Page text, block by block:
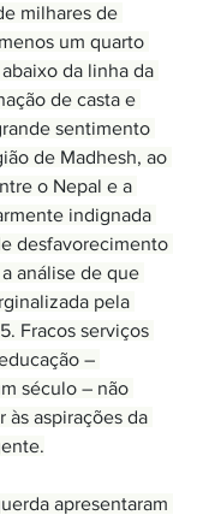
milhares de
um quarto
da linha da
de casta e
sentimento
de Madhesh, ao
o Nepal e a
indignada
desfavorecimento
análise de que
pela
Fracos serviços
–
século – não
às aspirações da
apresentaram